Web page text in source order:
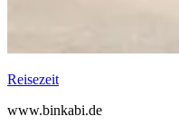
Reisezeit
www.binkabi.de